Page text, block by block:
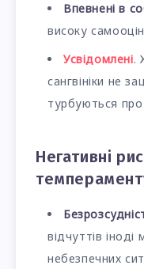
Впевнені в
високу
Усвідомлені.
сангвініки не
турбуються
Негативні
відчуттів
небезпечних